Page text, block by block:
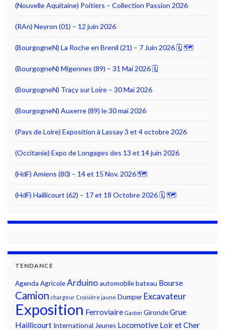
(Nouvelle Aquitaine) Poitiers – Collection Passion 2026
(RAn) Neyron (01) – 12 juin 2026
(BourgogneN) La Roche en Brenil (21) – 7 Juin 2026 🗓 🗺
(BourgogneN) Migennes (89) – 31 Mai 2026 🗓
(BourgogneN) Traçy sur Loire – 30 Mai 2026
(BourgogneN) Auxerre (89) le 30 mai 2026
(Pays de Loire) Exposition à Lassay 3 et 4 octobre 2026
(Occitanie) Expo de Longages des 13 et 14 juin 2026
(HdF) Amiens (80) – 14 et 15 Nov. 2026 🗺
(HdF) Haillicourt (62) – 17 et 18 Octobre 2026 🗓 🗺
TENDANCE
Agenda AgricoleArduinoautomobilebateau Bourse
Camion chargeur Croisière jaune Dumper Excavateur
Exposition Ferroviaire Gaston GirondeGrue
Haillicourt International Jeunes Locomotive Loir et Cher